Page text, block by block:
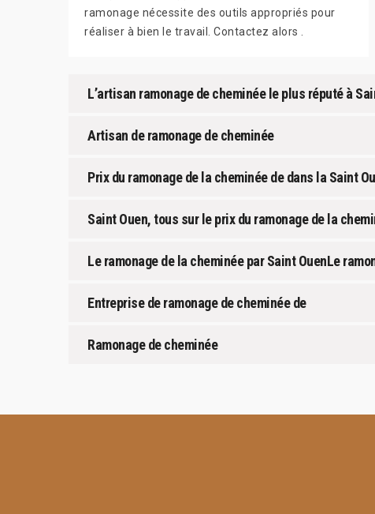
ramonage nécessite des outils appropriés pour
réaliser à bien le travail. Contactez alors .
L’artisan ramonage de cheminée le plus réputé à
Artisan de ramonage de cheminée
Prix du ramonage de la cheminée de dans la Saint
Saint Ouen, tous sur le prix du ramonage de la
Le ramonage de la cheminée par Saint OuenLe
Entreprise de ramonage de cheminée de
Ramonage de cheminée